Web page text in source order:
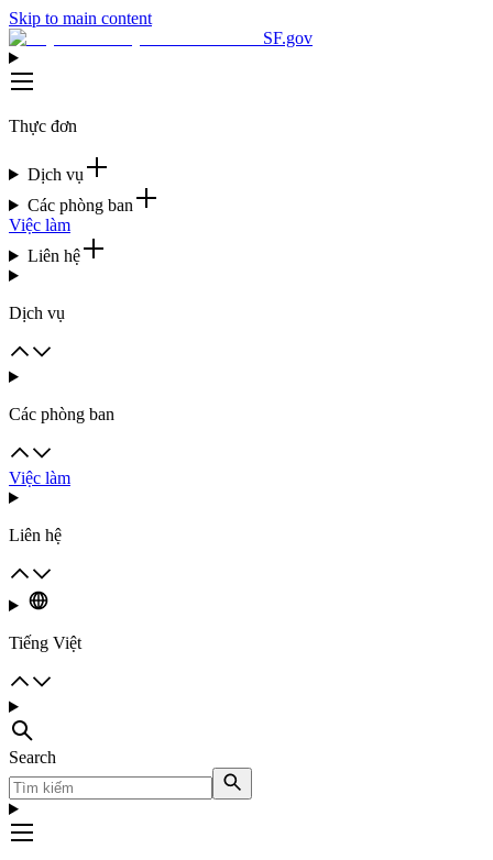
Skip to main content
SF.gov
Thực đơn
Dịch vụ
Các phòng ban
Việc làm
Liên hệ
Dịch vụ
Các phòng ban
Việc làm
Liên hệ
Tiếng Việt
Search